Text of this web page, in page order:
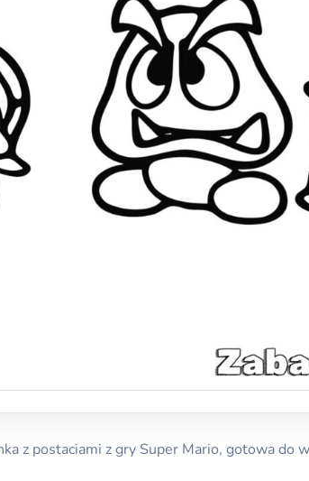
z postaciami z gry Super Mario, gotowa do